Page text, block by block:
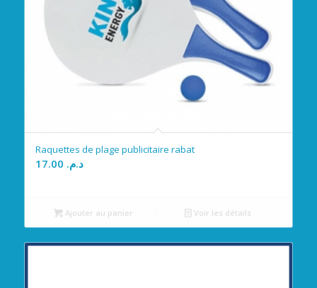
Raquettes de plage publicitaire rabat
د.م.
Ajouter au panier Voir les détails